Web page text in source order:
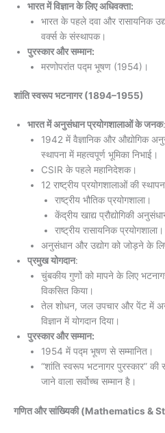
भारत में विज्ञान के लिए अधिवक्ता:
भारत के पहले दवा और रासायनिक
वर्क्स के संस्थापक।
पुरस्कार और सम्मान:
मरणोपरांत पद्म भूषण (1954)।
शांति स्वरूप भटनागर(1894–1955)
भारत में अनुसंधान प्रयोगशालाओं के जनक:
1942 में वैज्ञानिक और औद्योगिक
स्थापना में महत्वपूर्ण भूमिका निभाई।
CSIR के पहले महानिदेशक।
12 राष्ट्रीय प्रयोगशालाओं की
राष्ट्रीय भौतिक प्रयोगशाला।
केंद्रीय खाद्य प्रौद्योगिकी
राष्ट्रीय रासायनिक प्रयोगशाला।
अनुसंधान और उद्योग को जोड़ने के लिए
प्रमुख योगदान:
चुंबकीय गुणों को मापने के लिए
विकसित किया।
तेल शोधन, जल उपचार और पेंट में
विज्ञान में योगदान दिया।
पुरस्कार और सम्मान:
1954 में पद्म भूषण से सम्मानित।
“शांति स्वरूप भटनागर पुरस्कार” की
जाने वाला सर्वोच्च सम्मान है।
गणित और सांख्यिकी (Mathematics &